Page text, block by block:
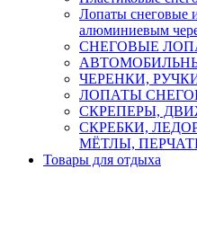
Лопаты снеговые
алюминиевым
СНЕГОВЫЕ
ЧЕРЕНКИ,
ЛОПАТЫ
СКРЕПЕРЫ,
СКРЕБКИ,
МЁТЛЫ,
Товары для отдыха